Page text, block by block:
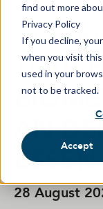
find out more
Privacy Policy
If you decline,
when you visit
used in your
not to be tracked.
Accept
RETURN
AN
28 August